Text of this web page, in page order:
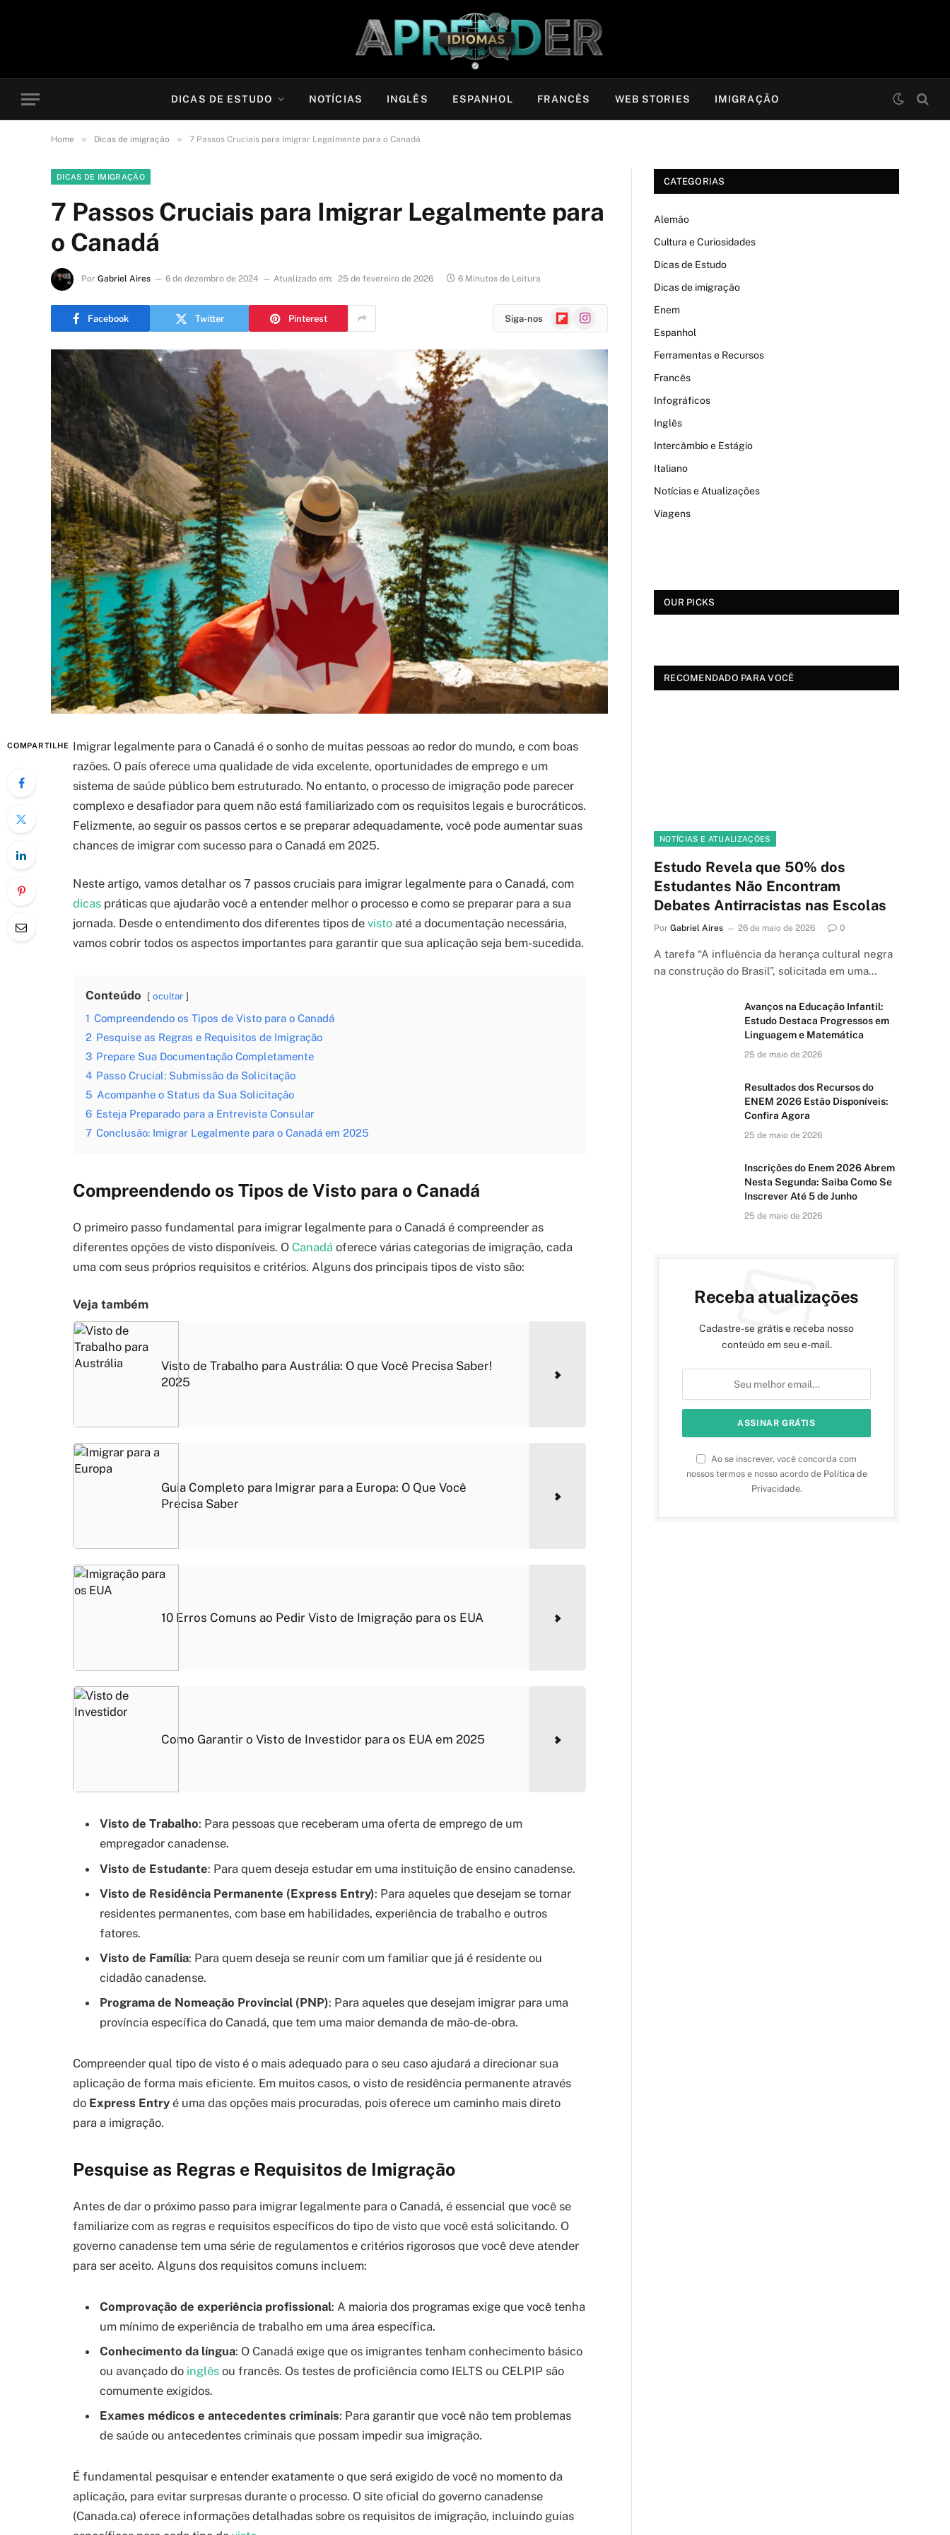
DICAS DE ESTUDO NOTÍCIAS INGLÊS ESPANHOL FRANCÊS WEB STORIES IMIGRAÇÃO
Home » Dicas de imigração » 7 Passos Cruciais para Imigrar Legalmente para o Canadá
DICAS DE IMIGRAÇÃO
7 Passos Cruciais para Imigrar Legalmente para
o Canadá
Por Gabriel Aires 6 de dezembro de 2024 Atualizado em: 25 de fevereiro de 2026 6 Minutos de Leitura
Facebook Twitter Pinterest Siga-nos FlipboardInstagram
COMPARTILHE Imigrar legalmente para o Canadá é o sonho de muitas pessoas ao redor do mundo, e com boas
razões. O país oferece uma qualidade de vida excelente, oportunidades de emprego e um
sistema de saúde público bem estruturado. No entanto, o processo de imigração pode parecer
complexo e desafiador para quem não está familiarizado com os requisitos legais e burocráticos.
Felizmente, ao seguir os passos certos e se preparar adequadamente, você pode aumentar suas
chances de imigrar com sucesso para o Canadá em 2025.
Neste artigo, vamos detalhar os 7 passos cruciais para imigrar legalmente para o Canadá, com
dicas práticas que ajudarão você a entender melhor o processo e como se preparar para a sua
jornada. Desde o entendimento dos diferentes tipos de visto até a documentação necessária,
vamos cobrir todos os aspectos importantes para garantir que sua aplicação seja bem-sucedida.
Conteúdo ocultar
1 Compreendendo os Tipos de Visto para o Canadá
2 Pesquise as Regras e Requisitos de Imigração
3 Prepare Sua Documentação Completamente
4 Passo Crucial: Submissão da Solicitação
5 Acompanhe o Status da Sua Solicitação
6 Esteja Preparado para a Entrevista Consular
7 Conclusão: Imigrar Legalmente para o Canadá em 2025
Compreendendo os Tipos de Visto para o Canadá
O primeiro passo fundamental para imigrar legalmente para o Canadá é compreender as
diferentes opções de visto disponíveis. O Canadá oferece várias categorias de imigração, cada
uma com seus próprios requisitos e critérios. Alguns dos principais tipos de visto são:
Veja também
Visto de Trabalho para Austrália: O que Você Precisa Saber!
2025
Guia Completo para Imigrar para a Europa: O Que Você
Precisa Saber
10 Erros Comuns ao Pedir Visto de Imigração para os EUA
Como Garantir o Visto de Investidor para os EUA em 2025
Visto de Trabalho: Para pessoas que receberam uma oferta de emprego de um
empregador canadense.
Visto de Estudante: Para quem deseja estudar em uma instituição de ensino canadense.
Visto de Residência Permanente (Express Entry): Para aqueles que desejam se tornar
residentes permanentes, com base em habilidades, experiência de trabalho e outros
fatores.
Visto de Família: Para quem deseja se reunir com um familiar que já é residente ou
cidadão canadense.
Programa de Nomeação Provincial (PNP): Para aqueles que desejam imigrar para uma
província específica do Canadá, que tem uma maior demanda de mão-de-obra.
Compreender qual tipo de visto é o mais adequado para o seu caso ajudará a direcionar sua
aplicação de forma mais eficiente. Em muitos casos, o visto de residência permanente através
do Express Entry é uma das opções mais procuradas, pois oferece um caminho mais direto
para a imigração.
Pesquise as Regras e Requisitos de Imigração
Antes de dar o próximo passo para imigrar legalmente para o Canadá, é essencial que você se
familiarize com as regras e requisitos específicos do tipo de visto que você está solicitando. O
governo canadense tem uma série de regulamentos e critérios rigorosos que você deve atender
para ser aceito. Alguns dos requisitos comuns incluem:
Comprovação de experiência profissional: A maioria dos programas exige que você tenha
um mínimo de experiência de trabalho em uma área específica.
Conhecimento da língua: O Canadá exige que os imigrantes tenham conhecimento básico
ou avançado do inglês ou francês. Os testes de proficiência como IELTS ou CELPIP são
comumente exigidos.
Exames médicos e antecedentes criminais: Para garantir que você não tem problemas
de saúde ou antecedentes criminais que possam impedir sua imigração.
É fundamental pesquisar e entender exatamente o que será exigido de você no momento da
aplicação, para evitar surpresas durante o processo. O site oficial do governo canadense
(Canada.ca) oferece informações detalhadas sobre os requisitos de imigração, incluindo guias
CATEGORIAS
Alemão
Cultura e Curiosidades
Dicas de Estudo
Dicas de imigração
Enem
Espanhol
Ferramentas e Recursos
Francês
Infográficos
Inglês
Intercâmbio e Estágio
Italiano
Notícias e Atualizações
Viagens
OUR PICKS
RECOMENDADO PARA VOCÊ
NOTÍCIAS E ATUALIZAÇÕES
Estudo Revela que 50% dos
Estudantes Não Encontram
Debates Antirracistas nas Escolas
Por Gabriel Aires 26 de maio de 2026 0
A tarefa “A influência da herança cultural negra
na construção do Brasil”, solicitada em uma…
Avanços na Educação Infantil:
Estudo Destaca Progressos em
Linguagem e Matemática
25 de maio de 2026
Resultados dos Recursos do
ENEM 2026 Estão Disponíveis:
Confira Agora
25 de maio de 2026
Inscrições do Enem 2026 Abrem
Nesta Segunda: Saiba Como Se
Inscrever Até 5 de Junho
25 de maio de 2026
Receba atualizações
Cadastre-se grátis e receba nosso
conteúdo em seu e-mail.
Ao se inscrever, você concorda com
nossos termos e nosso acordo de Política de
Privacidade.